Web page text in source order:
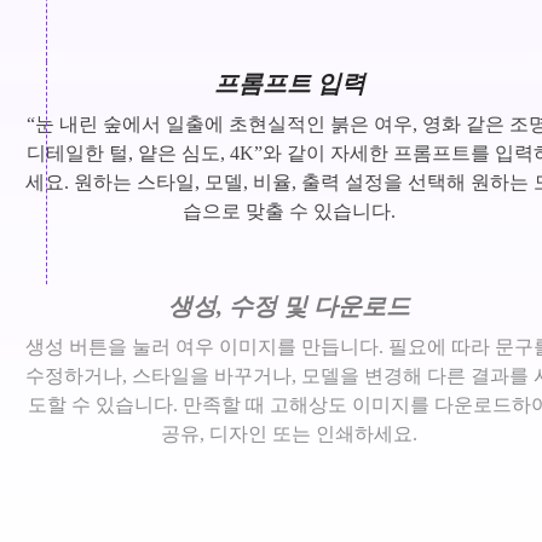
프롬프트 입력
“눈 내린 숲에서 일출에 초현실적인 붉은 여우, 영화 같은 조
디테일한 털, 얕은 심도, 4K”와 같이 자세한 프롬프트를 입력
세요. 원하는 스타일, 모델, 비율, 출력 설정을 선택해 원하는
습으로 맞출 수 있습니다.
생성, 수정 및 다운로드
생성 버튼을 눌러 여우 이미지를 만듭니다. 필요에 따라 문구
수정하거나, 스타일을 바꾸거나, 모델을 변경해 다른 결과를
도할 수 있습니다. 만족할 때 고해상도 이미지를 다운로드하
공유, 디자인 또는 인쇄하세요.